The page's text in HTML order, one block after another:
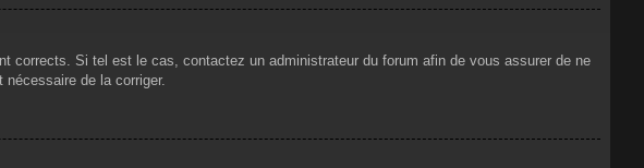
corrects. Si tel est le cas, contactez un administrateur du forum afin de vous assurer de ne
de la corriger.